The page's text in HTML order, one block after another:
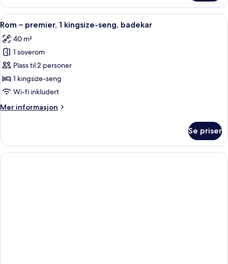
–
deluxe,
1
kingsize-
seng,
balkong
Åpne
alle
bildene
av
Rom
–
premier,
kingsize-
Rom – premier, 1 kingsize-seng,
6
Rom – premier, 1 kingsize-seng, badekar
40 m²
1 soverom
Plass til 2 personer
1 kingsize-seng
Wi-fi inkludert
Mer informasjon
Mer
–
premier,
1
Se priser